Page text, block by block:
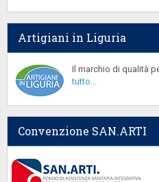
Artigiani in Liguria
Il marchio di qualità
tutto...
Convenzione SAN.ARTI